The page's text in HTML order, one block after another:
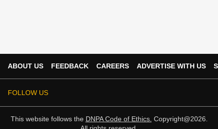
ABOUT US FEEDBACK CAREERS ADVERTISE WITH US
FOLLOW US
This website follows the DNPA Code of Ethics. Copyright@2026.